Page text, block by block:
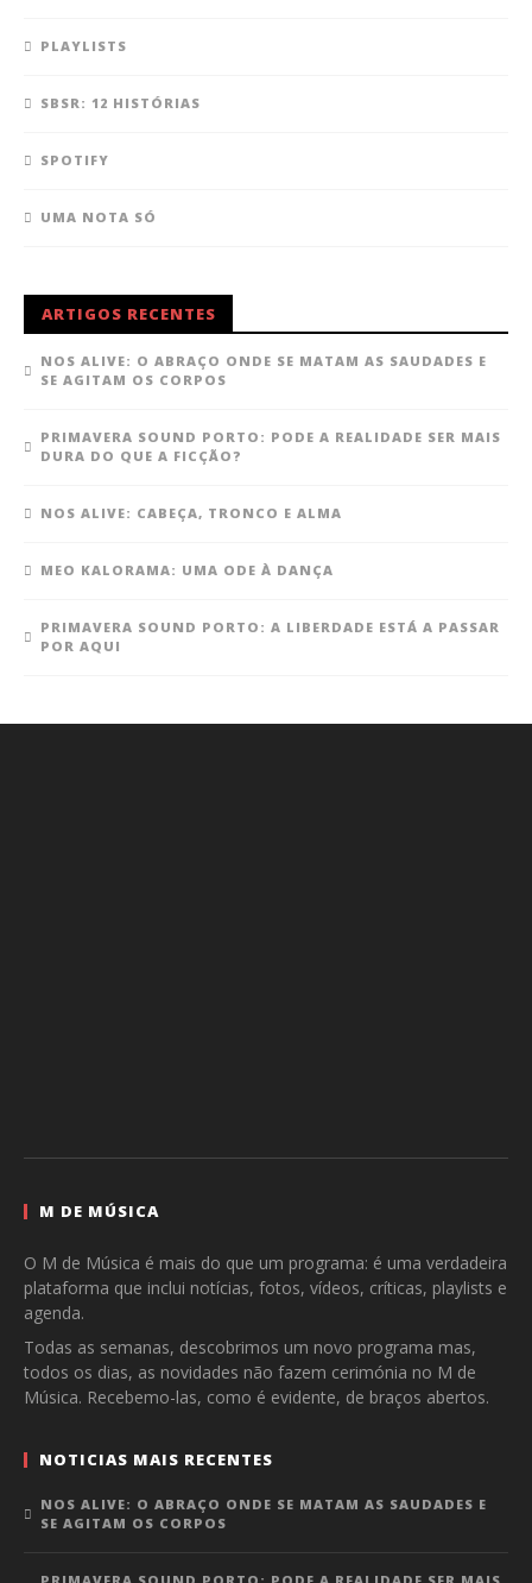
PLAYLISTS
SBSR: 12 HISTÓRIAS
SPOTIFY
UMA NOTA SÓ
ARTIGOS RECENTES
NOS ALIVE: O ABRAÇO ONDE SE MATAM AS SAUDADES E
SE AGITAM OS CORPOS
PRIMAVERA SOUND PORTO: PODE A REALIDADE SER MAIS
DURA DO QUE A FICÇÃO?
NOS ALIVE: CABEÇA, TRONCO E ALMA
MEO KALORAMA: UMA ODE À DANÇA
PRIMAVERA SOUND PORTO: A LIBERDADE ESTÁ A PASSAR
POR AQUI
M DE MÚSICA
O M de Música é mais do que um programa: é uma verdadeira
plataforma que inclui notícias, fotos, vídeos, críticas, playlists e
agenda.
Todas as semanas, descobrimos um novo programa mas,
todos os dias, as novidades não fazem cerimónia no M de
Música. Recebemo-las, como é evidente, de braços abertos.
NOTICIAS MAIS RECENTES
NOS ALIVE: O ABRAÇO ONDE SE MATAM AS SAUDADES E
SE AGITAM OS CORPOS